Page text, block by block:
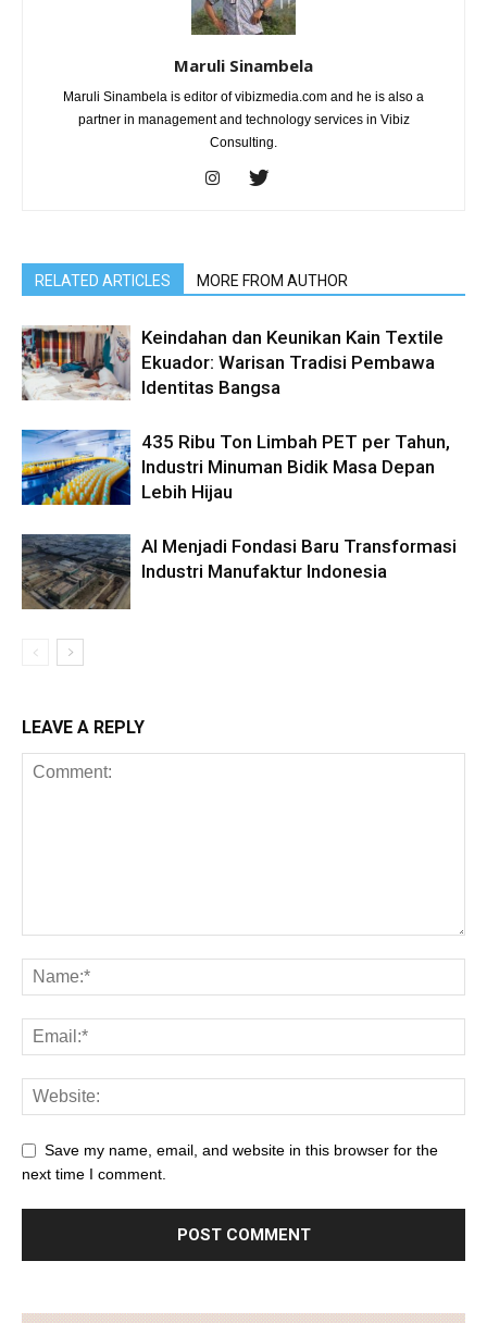
Maruli Sinambela
Maruli Sinambela is editor of vibizmedia.com and he is also a
partner in management and technology services in Vibiz
Consulting.
RELATED ARTICLES MORE FROM AUTHOR
Keindahan dan Keunikan Kain Textile
Ekuador: Warisan Tradisi Pembawa
Identitas Bangsa
435 Ribu Ton Limbah PET per Tahun,
Industri Minuman Bidik Masa Depan
Lebih Hijau
AI Menjadi Fondasi Baru Transformasi
Industri Manufaktur Indonesia
LEAVE A REPLY
Save my name, email, and website in this browser for the
next time I comment.